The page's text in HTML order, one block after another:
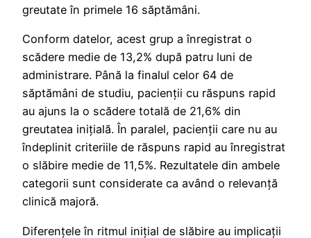
greutate în primele 16 săptămâni.
Conform datelor, acest grup a înregistrat o
scădere medie de 13,2% după patru luni de
administrare. Până la finalul celor 64 de
săptămâni de studiu, pacienții cu răspuns rapid
au ajuns la o scădere totală de 21,6% din
greutatea inițială. În paralel, pacienții care nu au
îndeplinit criteriile de răspuns rapid au înregistrat
o slăbire medie de 11,5%. Rezultatele din ambele
categorii sunt considerate ca având o relevanță
clinică majoră.
Diferențele în ritmul inițial de slăbire au implicații